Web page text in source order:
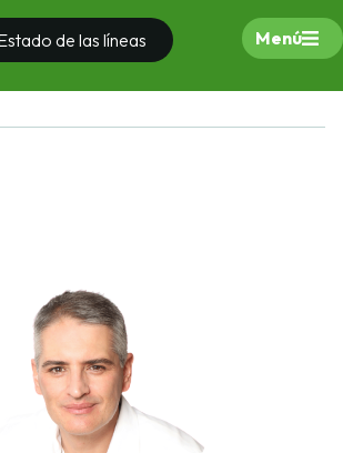
de las líneas Menú